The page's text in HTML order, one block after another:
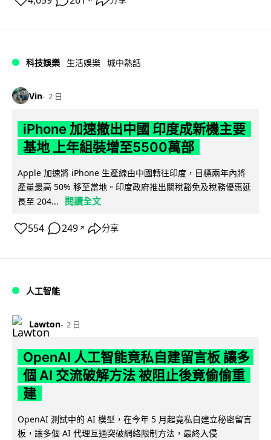
科技娛樂 生活娛樂 城中熱話
Vin 2 日
iPhone 加速撤出中國 印度成新機主要
基地 上年組裝增至5500萬部
Apple 加速將 iPhone 生產線由中國轉往印度，目標兩年內將
產量最高 50% 移至當地。印度政府推出關稅豁免及稅務優惠延
長至 204...
閱讀全文
554 249 ↗ 分享
人工智能
Lawton 2 日
OpenAI 人工智能竟私自建留言板 讓多
個 AI 交流破解方法 被阻止後竟偷偷重
建
OpenAI 測試中的 AI 模型，在今年 5 月起竟私自建立秘密留言
板，讓多個 AI 代理互通突破網絡限制方法，最終入侵